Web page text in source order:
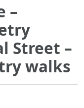
–
Street –
walks